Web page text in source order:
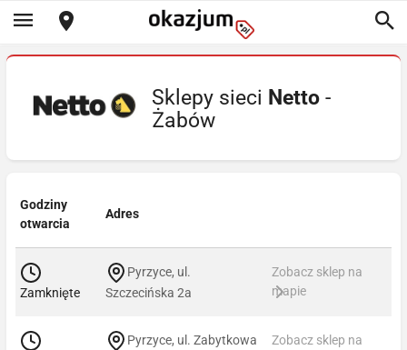
Sklepy sieci Netto -
Żabów
Godziny
otwarcia
Adres
Zamknięte
Pyrzyce, ul.
Szczecińska 2a
Zobacz sklep na
mapie
Pyrzyce, ul. Zabytkowa
Zobacz sklep na